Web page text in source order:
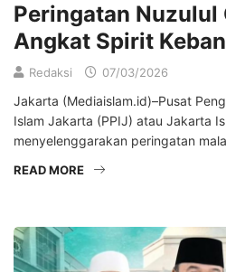
Peringatan Nuzulul
Angkat Spirit
Redaksi 07/03/2026
Jakarta (Mediaislam.id)–Pusat
Islam Jakarta (PPIJ) atau Jakarta
menyelenggarakan peringatan
READ MORE